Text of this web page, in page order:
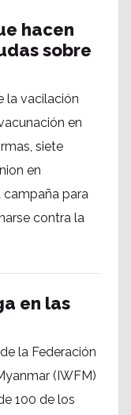
hacen
sobre
la vacilación
en
siete
en
para
contra la
en las
la Federación
(IWFM)
100 de los